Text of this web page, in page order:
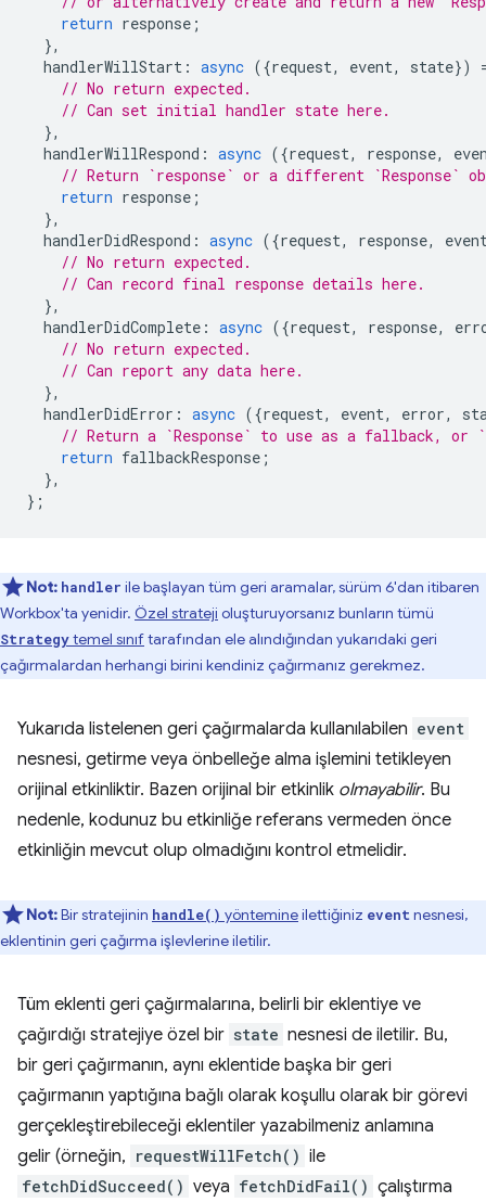
return response ;
},
handlerWillStart : async ({request, event, state})
// No return expected.
// Can set initial handler state here.
},
handlerWillRespond : async ({request, response,
// Return `response` or a different `Response`
return response ;
},
handlerDidRespond : async ({request, response,
// No return expected.
// Can record final response details here.
},
handlerDidComplete : async ({request, response,
// No return expected.
// Can report any data here.
},
handlerDidError : async ({request, event, error,
// Return a `Response` to use as a fallback, or
return fallbackResponse ;
},
};
Not: handler ile başlayan tüm geri aramalar, sürüm 6'dan itibaren
Workbox'ta yenidir. Özel strateji oluşturuyorsanız bunların tümü
Strategytemel sınıftarafından ele alındığından yukarıdaki geri
çağırmalardan herhangi birini kendiniz çağırmanız gerekmez.
Yukarıda listelenen geri çağırmalarda kullanılabilen event
nesnesi, getirme veya önbelleğe alma işlemini tetikleyen
orijinal etkinliktir. Bazen orijinal bir etkinlik olmayabilir. Bu
nedenle, kodunuz bu etkinliğe referans vermeden önce
etkinliğin mevcut olup olmadığını kontrol etmelidir.
Not:Bir stratejinin handle() yöntemineilettiğiniz event nesnesi,
eklentinin geri çağırma işlevlerine iletilir.
Tüm eklenti geri çağırmalarına, belirli bir eklentiye ve
çağırdığı stratejiye özel bir state nesnesi de iletilir. Bu,
bir geri çağırmanın, aynı eklentide başka bir geri
çağırmanın yaptığına bağlı olarak koşullu olarak bir görevi
gerçekleştirebileceği eklentiler yazabilmeniz anlamına
gelir (örneğin, requestWillFetch() ile
fetchDidSucceed() veya fetchDidFail() çalıştırma